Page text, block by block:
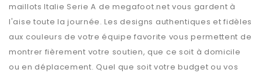
maillotsItalie Serie A de megafoot.net vous gardent à
l'aise toute la journée. Les designs authentiques et fidèles
aux couleurs de votre équipe favorite vous permettent de
montrer fièrement votre soutien, que ce soit à domicile
ou en déplacement. Quel que soit votre budget ou vos